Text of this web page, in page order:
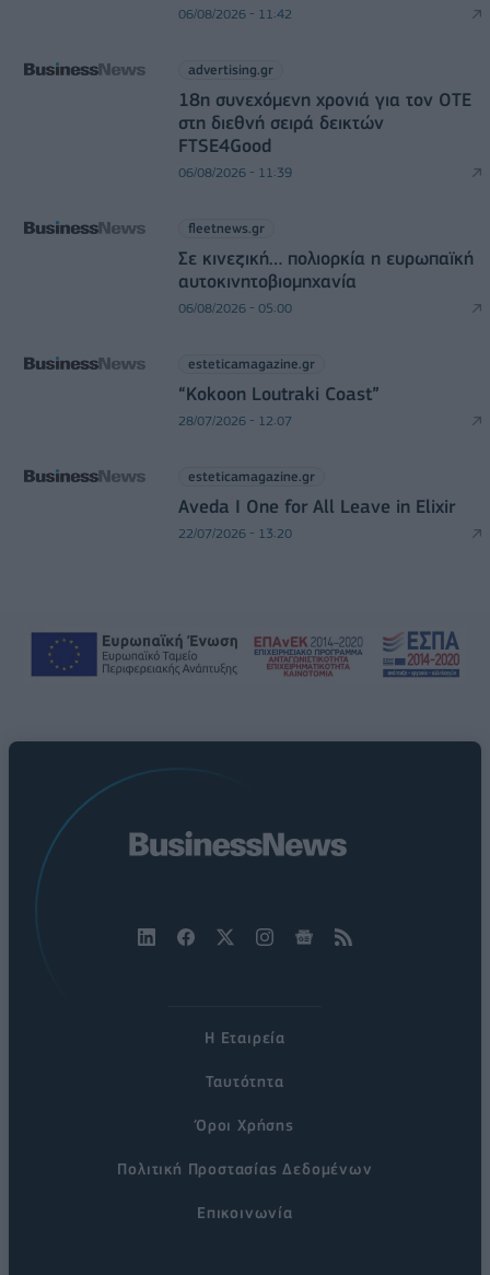
06/08/2026 - 11:42
advertising.gr
18η συνεχόμενη χρονιά για τον ΟΤΕ
στη διεθνή σειρά δεικτών
FTSE4Good
06/08/2026 - 11:39
fleetnews.gr
Σε κινεζική… πολιορκία η ευρωπαϊκή
αυτοκινητοβιομηχανία
06/08/2026 - 05:00
esteticamagazine.gr
“Kokoon Loutraki Coast”
28/07/2026 - 12:07
esteticamagazine.gr
Aveda I One for All Leave in Elixir
22/07/2026 - 13:20
Η Εταιρεία
Ταυτότητα
Όροι Χρήσης
Πολιτική Προστασίας Δεδομένων
Επικοινωνία